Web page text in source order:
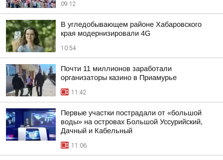
09:12
В угледобывающем районе Хабаровского
края модернизировали 4G
10:54
Почти 11 миллионов заработали
организаторы казино в Приамурье
11:42
Первые участки пострадали от «большой
воды» на островах Большой Уссурийский,
Дачный и Кабельный
11:06